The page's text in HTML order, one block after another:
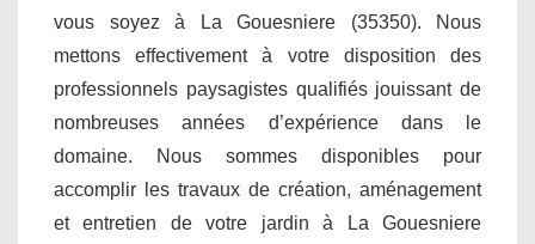
vous soyez à La Gouesniere (35350). Nous
mettons effectivement à votre disposition des
professionnels paysagistes qualifiés jouissant de
nombreuses années d’expérience dans le
domaine. Nous sommes disponibles pour
accomplir les travaux de création, aménagement
et entretien de votre jardin à La Gouesniere